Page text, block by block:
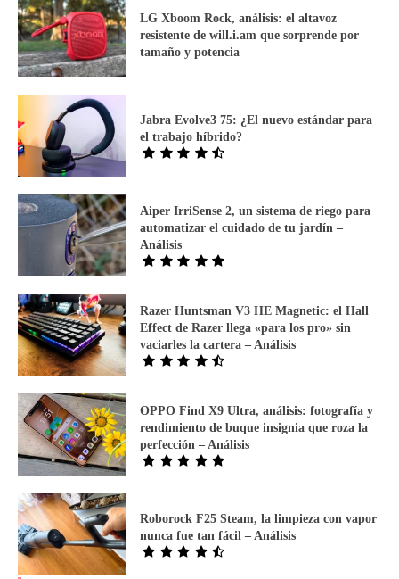
LG Xboom Rock, análisis: el altavoz
resistente de will.i.am que sorprende por
tamaño y potencia
Jabra Evolve3 75: ¿El nuevo estándar para
el trabajo híbrido?
Aiper IrriSense 2, un sistema de riego para
automatizar el cuidado de tu jardín –
Análisis
Razer Huntsman V3 HE Magnetic: el Hall
Effect de Razer llega «para los pro» sin
vaciarles la cartera – Análisis
OPPO Find X9 Ultra, análisis: fotografía y
rendimiento de buque insignia que roza la
perfección – Análisis
Roborock F25 Steam, la limpieza con vapor
nunca fue tan fácil – Análisis